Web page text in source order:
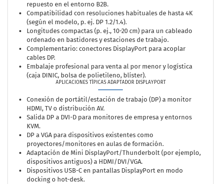
repuesto en el entorno B2B.
Compatibilidad con resoluciones habituales de hasta 4K
(según el modelo, p. ej. DP 1.2/1.4).
Longitudes compactas (p. ej., 10-20 cm) para un cableado
ordenado en bastidores y estaciones de trabajo.
Complementario: conectores DisplayPort para acoplar
cables DP.
Embalaje profesional para venta al por menor y logística
(caja DINIC, bolsa de polietileno, blíster).
APLICACIONES TÍPICAS ADAPTADOR DISPLAYPORT
Conexión de portátil/estación de trabajo (DP) a monitor
HDMI, TV o distribución AV.
Salida DP a DVI-D para monitores de empresa y entornos
KVM.
DP a VGA para dispositivos existentes como
proyectores/monitores en aulas de formación.
Adaptación de Mini DisplayPort/Thunderbolt (por ejemplo,
dispositivos antiguos) a HDMI/DVI/VGA.
Dispositivos USB-C en pantallas DisplayPort en modo
docking o hot-desk.